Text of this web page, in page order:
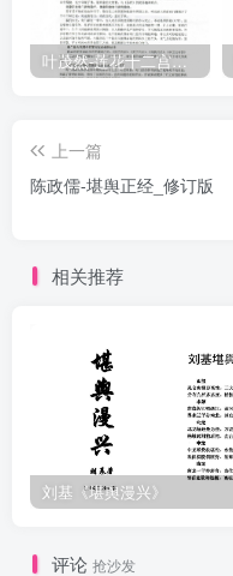
叶茂然-莲花十二宫佛家奇门面授及答疑
上一篇
陈政儒-堪舆正经_修订版
相关推荐
刘基《堪舆漫兴》
评论 抢沙发